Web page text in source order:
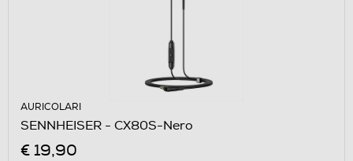
AURICOLARI
SENNHEISER - CX80S-Nero
€ 19,90